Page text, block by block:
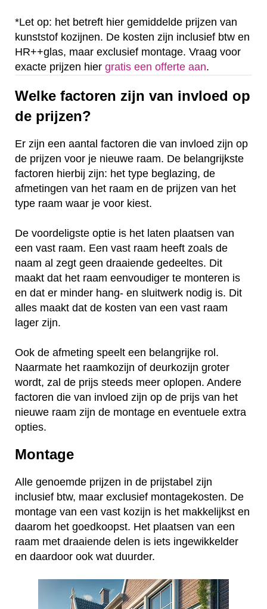
*Let op: het betreft hier gemiddelde prijzen van
kunststof kozijnen. De kosten zijn inclusief btw en
HR++glas, maar exclusief montage. Vraag voor
exacte prijzen hier gratis een offerte aan.
Welke factoren zijn van invloed op
de prijzen?
Er zijn een aantal factoren die van invloed zijn op
de prijzen voor je nieuwe raam. De belangrijkste
factoren hierbij zijn: het type beglazing, de
afmetingen van het raam en de prijzen van het
type raam waar je voor kiest.
De voordeligste optie is het laten plaatsen van
een vast raam. Een vast raam heeft zoals de
naam al zegt geen draaiende gedeeltes. Dit
maakt dat het raam eenvoudiger te monteren is
en dat er minder hang- en sluitwerk nodig is. Dit
alles maakt dat de kosten van een vast raam
lager zijn.
Ook de afmeting speelt een belangrijke rol.
Naarmate het raamkozijn of deurkozijn groter
wordt, zal de prijs steeds meer oplopen. Andere
factoren die van invloed zijn op de prijs van het
nieuwe raam zijn de montage en eventuele extra
opties.
Montage
Alle genoemde prijzen in de prijstabel zijn
inclusief btw, maar exclusief montagekosten. De
montage van een vast kozijn is het makkelijkst en
daarom het goedkoopst. Het plaatsen van een
raam met draaiende delen is iets ingewikkelder
en daardoor ook wat duurder.